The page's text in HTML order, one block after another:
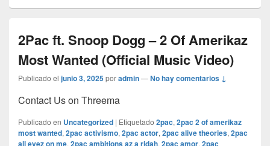
2Pac ft. Snoop Dogg – 2 Of Amerikaz
Most Wanted (Official Music Video)
Publicado el junio 3, 2025poradmin—No hay comentarios ↓
Contact Us on Threema
Publicado en Uncategorized | Etiquetado 2pac, 2pac 2 of amerikaz
most wanted, 2pac activismo, 2pac actor, 2pac alive theories, 2pac
all eyez on me, 2pac ambitions az a ridah, 2pac amor, 2pac